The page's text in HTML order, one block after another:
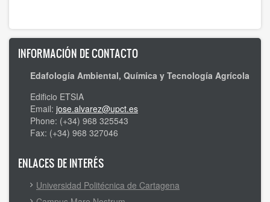
INFORMACIÓN DE CONTACTO
Edafología Ambiental, Química y Tecnología Agrícola
Edificio ETSIA
Email: jose.alvarez@upct.es
Phone: (+34) 968 325543
Fax: (+34) 968 327046
ENLACES DE INTERÉS
Universidad Politécnica de Cartagena